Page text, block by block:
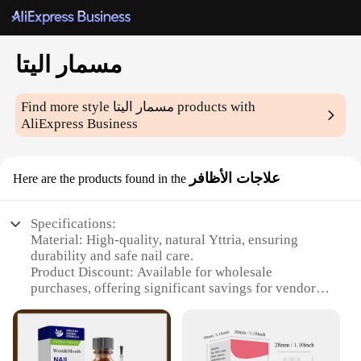
مسمار اليتا
Find more style مسمار اليتا products with
AliExpress Business
Here are the products found in the علاجات الأظافر
Specifications:
Material: High-quality, natural Yttria, ensuring
durability and safe nail care.
Product Discount: Available for wholesale
purchases, offering significant savings for vendors
Type and Category: Nail care products, specifically
designed for the treatment of nails.
Design and Style: Elegantly packaged sets, suitable